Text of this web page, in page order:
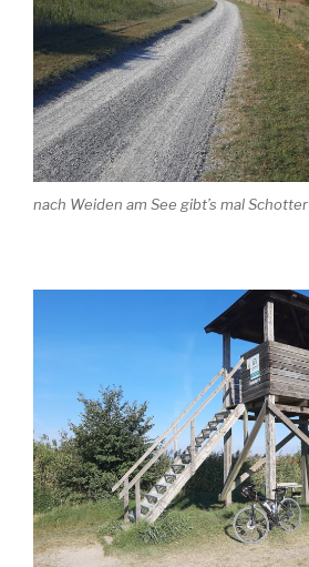
nach Weiden am See gibt’s mal Schotter